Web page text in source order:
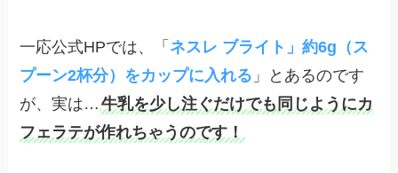
一応公式HPでは、「 ネスレ ブライト」約6g（ス
プーン2杯分）をカップに入れる 」とあるのです
が、実は… 牛乳を少し注ぐだけでも同じようにカ
フェラテが作れちゃうのです！